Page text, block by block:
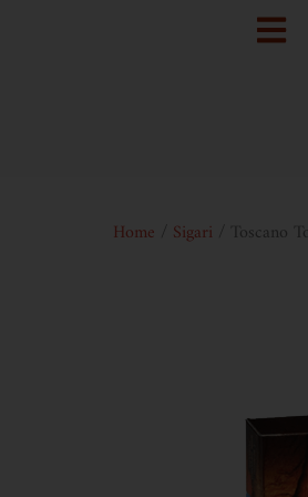
Home Sigari / Toscano